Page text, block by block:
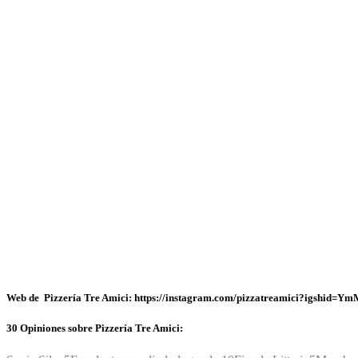
Web de Pizzería Tre Amici: https://instagram.com/
30 Opiniones sobre Pizzería Tre Amici: